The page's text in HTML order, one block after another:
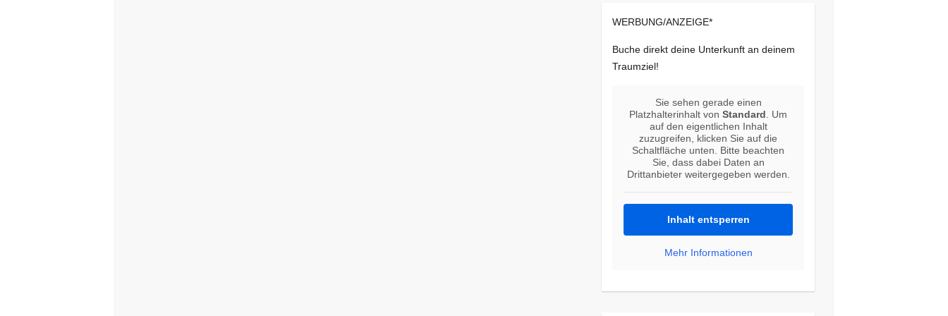
WERBUNG/ANZEIGE*
Buche direkt deine Unterkunft an deinem
Traumziel!
Sie sehen gerade einen
Platzhalterinhalt vonStandard . Um
auf den eigentlichen Inhalt
zuzugreifen, klicken Sie auf die
Schaltfläche unten. Bitte beachten
Sie, dass dabei Daten an
Drittanbieter weitergegeben werden.
Inhalt entsperren
Mehr Informationen